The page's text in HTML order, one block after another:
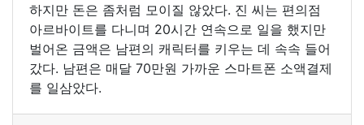
하지만 돈은 좀처럼 모이질 않았다. 진 씨는 편의점
아르바이트를 다니며 20시간 연속으로 일을 했지만
벌어온 금액은 남편의 캐릭터를 키우는 데 속속 들어
갔다. 남편은 매달 70만원 가까운 스마트폰 소액결제
를 일삼았다.